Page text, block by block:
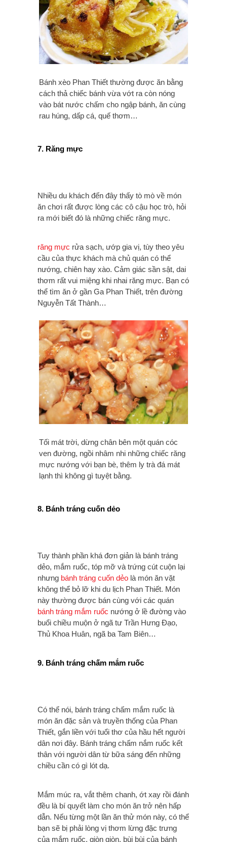
Bánh xèo Phan Thiết thường được ăn bằng
cách thả chiếc bánh vừa vớt ra còn nóng
vào bát nước chấm cho ngập bánh, ăn cùng
rau húng, dấp cá, quế thơm…
7. Răng mực
Nhiều du khách đến đây thấy tò mò về món
ăn chơi rất được lòng các cô cậu học trò, hỏi
ra mới biết đó là những chiếc răng mực.
răng mực rửa sạch, ướp gia vị, tùy theo yêu
cầu của thực khách mà chủ quán có thể
nướng, chiên hay xào. Cảm giác sần sật, dai
thơm rất vui miệng khi nhai răng mực. Bạn có
thể tìm ăn ở gần Ga Phan Thiết, trên đường
Nguyễn Tất Thành…
Tối mát trời, dừng chân bên một quán cóc
ven đường, ngồi nhâm nhi những chiếc răng
mực nướng với bạn bè, thêm ly trà đá mát
lạnh thì không gì tuyệt bằng.
8. Bánh tráng cuốn dẻo
Tuy thành phần khá đơn giản là bánh tráng
dẻo, mắm ruốc, tóp mỡ và trứng cút cuộn lại
nhưng bánh tráng cuốn dẻo là món ăn vặt
không thể bỏ lỡ khi du lịch Phan Thiết. Món
này thường được bán cùng với các quán
bánh tráng mắm ruốc nướng ở lề đường vào
buổi chiều muộn ở ngã tư Trần Hưng Đạo,
Thủ Khoa Huân, ngã ba Tam Biên…
9. Bánh tráng chấm mắm ruốc
Có thể nói, bánh tráng chấm mắm ruốc là
món ăn đặc sản và truyền thống của Phan
Thiết, gắn liền với tuổi thơ của hầu hết người
dân nơi đây. Bánh tráng chấm nắm ruốc kết
thân với người dân từ bữa sáng đến những
chiều cần có gì lót dạ.
Mắm múc ra, vắt thêm chanh, ớt xay rồi đánh
đều là bí quyết làm cho món ăn trở nên hấp
dẫn. Nếu từng một lần ăn thử món này, có thể
bạn sẽ bị phải lòng vị thơm lừng đặc trưng
của mắm ruốc, giòn giòn, bùi bùi của bánh